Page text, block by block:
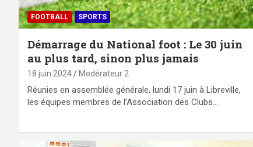
FOOTBALL SPORTS
Démarrage du National foot : Le 30 juin
au plus tard, sinon plus jamais
18 juin 2024 Modérateur 2
Réunies en assemblée générale, lundi 17 juin à Libreville,
les équipes membres de l’Association des Clubs…